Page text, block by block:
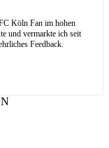
Köln Fan im hohen
und vermarkte ich seit
Feedback.